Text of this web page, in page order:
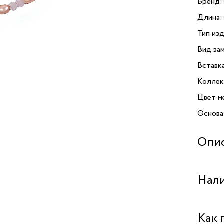
Длина:
Тип
Вид
Цвет
с
Бутик
Как